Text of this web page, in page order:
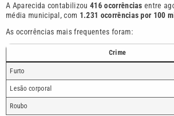
A Aparecida contabilizou 416 ocorrências entre
média municipal, com 1.231 ocorrências por 100
As ocorrências mais frequentes foram:
Crime
Furto
Lesão corporal
Roubo